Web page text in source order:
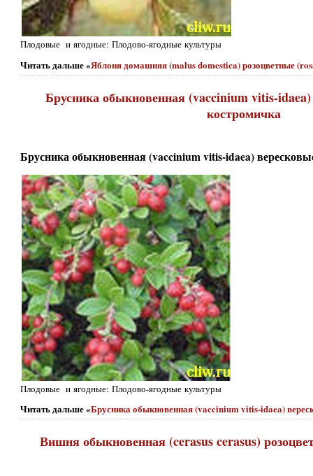
Плодовые и ягодные: Плодово-ягодные культуры
Читать дальше «Яблоня домашняя (malus domestica) розоцветные
Брусника обыкновенная (vaccinium vitis-
костромичка
Брусника обыкновенная (vaccinium vitis-idaea)
Плодовые и ягодные: Плодово-ягодные культуры
Читать дальше «Брусника обыкновенная (vaccinium vitis-idaea)
Вишня обыкновенная (cerasus cerasus)